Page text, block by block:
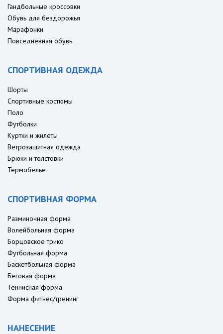
Гандбольные кроссовки
Обувь для бездорожья
Марафонки
Повседневная обувь
СПОРТИВНАЯ ОДЕЖДА
Шорты
Спортивные костюмы
Поло
Футболки
Куртки и жилеты
Ветрозащитная одежда
Брюки и толстовки
Термобелье
СПОРТИВНАЯ ФОРМА
Разминочная форма
Волейбольная форма
Борцовское трико
Футбольная форма
Баскетбольная форма
Беговая форма
Теннисная форма
Форма фитнес/тренинг
НАНЕСЕНИЕ